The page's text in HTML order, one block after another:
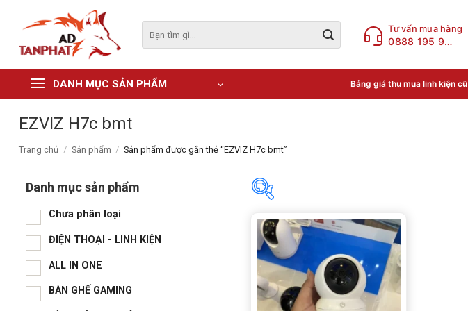
content
kiếm:
Tư vấn mua hàng
0888 195 969
DANH MỤC SẢN PHẨM Bảng giá thu mua linh kiện cũ
EZVIZ H7c bmt
Trang chủ / Sản phẩm / Sản phẩm được gắn thẻ “EZVIZ H7c bmt”
Danh mục sản phẩm
Chưa phân loại
ĐIỆN THOẠI - LINH KIỆN
ALL IN ONE
BÀN GHẾ GAMING
Danh mục sản phẩm
Chưa phân loại
ĐIỆN THOẠI - LINH KIỆN